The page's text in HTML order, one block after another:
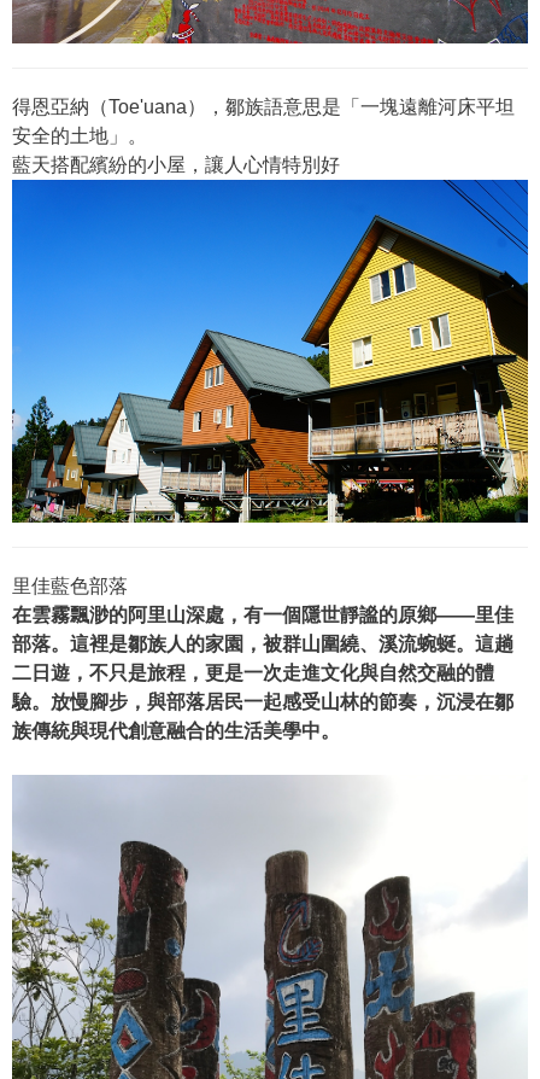
得恩亞納（Toe'uana），鄒族語意思是「一塊遠離河床平坦
安全的土地」。
藍天搭配繽紛的小屋，讓人心情特別好
里佳藍色部落
在雲霧飄渺的阿里山深處，有一個隱世靜謐的原鄉——里佳
部落。這裡是鄒族人的家園，被群山圍繞、溪流蜿蜒。這趟
二日遊，不只是旅程，更是一次走進文化與自然交融的體
驗。放慢腳步，與部落居民一起感受山林的節奏，沉浸在鄒
族傳統與現代創意融合的生活美學中。